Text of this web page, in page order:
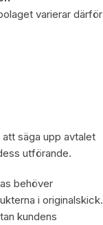
varierar därför
att säga upp avtalet
utförande.
behöver
i originalskick.
kundens